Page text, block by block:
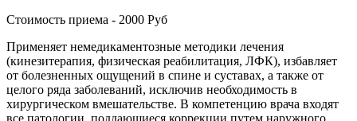
Стоимость приема - 2000 Руб
Применяет немедикаментозные методики лечения
(кинезитерапия, физическая реабилитация, ЛФК), избавляет
от болезненных ощущений в спине и суставах, а также от
целого ряда заболеваний, исключив необходимость в
хирургическом вмешательстве. В компетенцию врача входят
все патологии, поддающиеся коррекции путем наружного